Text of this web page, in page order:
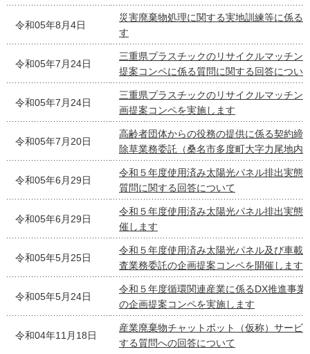
令和05年8月4日
災害廃棄物処理に関する実地訓練等に係る
す
令和05年7月24日
三重県プラスチックのリサイクルマッチン
提案コンペに係る質問に関する回答につい
令和05年7月24日
三重県プラスチックのリサイクルマッチン
画提案コンペを実施します
令和05年7月20日
高齢者団体からの役務の提供に係る契約締
除草業務委託（桑名市多度町大字力尾地内
令和05年6月29日
令和５年度使用済み太陽光パネル排出実態
質問に関する回答について
令和05年6月29日
令和５年度使用済み太陽光パネル排出実態
催します
令和05年5月25日
令和５年度使用済み太陽光パネル及び車載
査業務委託の企画提案コンペを開催します
令和05年5月24日
令和５年度循環関連産業に係るDX推進事
の企画提案コンペを実施します
令和04年11月18日
産業廃棄物チャットボット（仮称）サービ
する質問への回答について